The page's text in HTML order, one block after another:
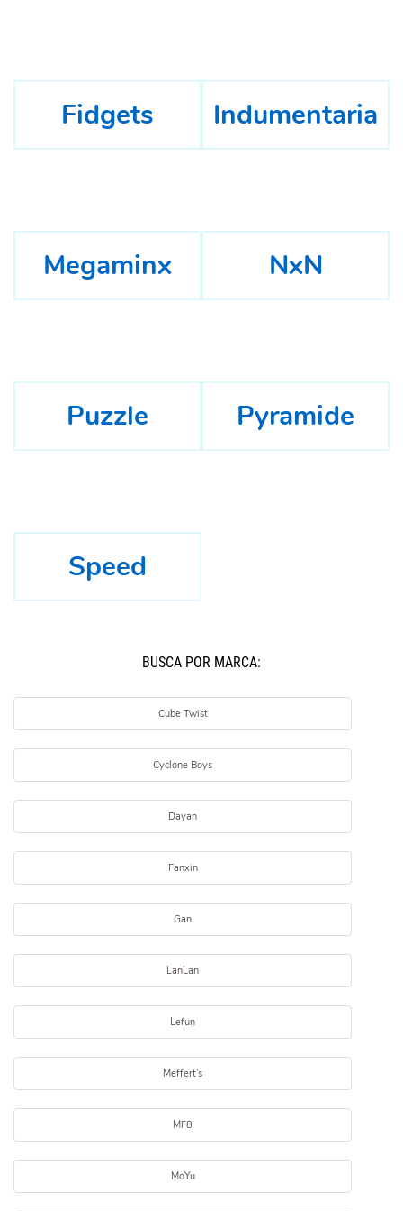
Fidgets Indumentaria
Megaminx NxN
Puzzle Pyramide
Speed
BUSCÁ POR MARCA:
Cube Twist
Cyclone Boys
Dayan
Fanxin
Gan
LanLan
Lefun
Meffert's
MF8
MoYu